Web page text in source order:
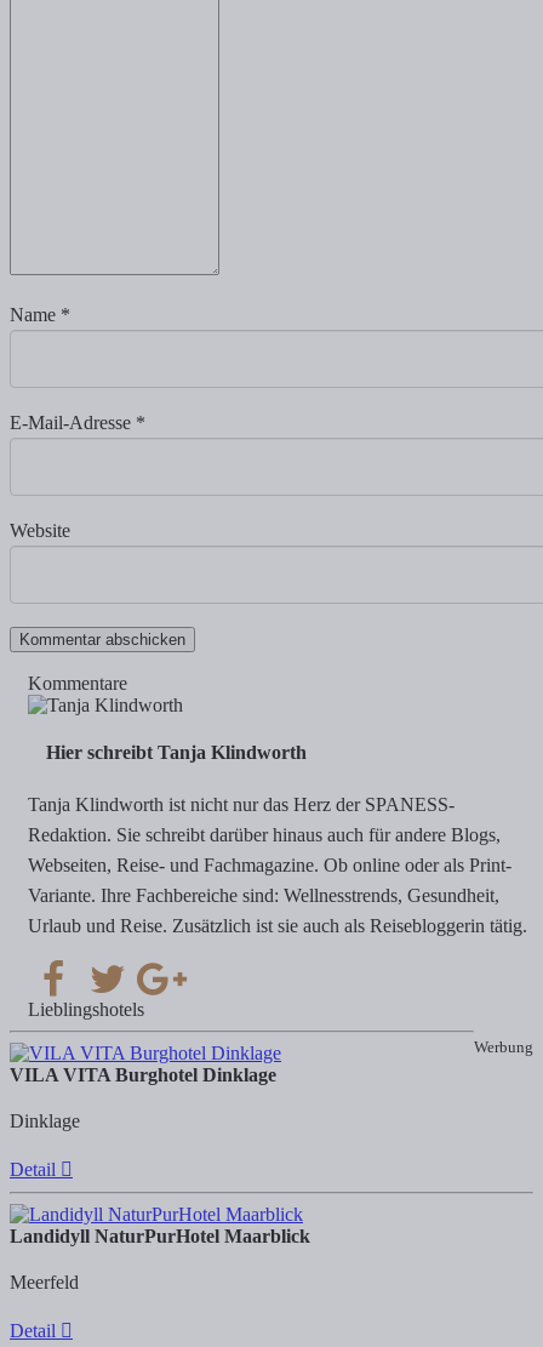
Name *
E-Mail-Adresse *
Website
Kommentare
Hier schreibt Tanja Klindworth
Tanja Klindworth ist nicht nur das Herz der SPANESS-
Redaktion. Sie schreibt darüber hinaus auch für andere Blogs,
Webseiten, Reise- und Fachmagazine. Ob online oder als Print-
Variante. Ihre Fachbereiche sind: Wellnesstrends, Gesundheit,
Urlaub und Reise. Zusätzlich ist sie auch als Reisebloggerin tätig.
Werbung
Lieblingshotels
VILA VITA Burghotel Dinklage
Dinklage
Detail
Landidyll NaturPurHotel Maarblick
Meerfeld
Detail